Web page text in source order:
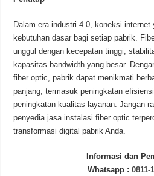
Dalam era industri 4.0, koneksi
kebutuhan dasar bagi setiap pabrik.
unggul dengan kecepatan tinggi,
kapasitas bandwidth yang besar.
fiber optic, pabrik dapat menikmati
panjang, termasuk peningkatan
peningkatan kualitas layanan. Jangan
penyedia jasa instalasi fiber optic
transformasi digital pabrik Anda.
Informasi dan
Whatsapp :0811-